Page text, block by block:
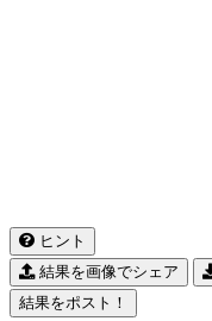
ヒント
結果を画像でシェア
結果をポスト！